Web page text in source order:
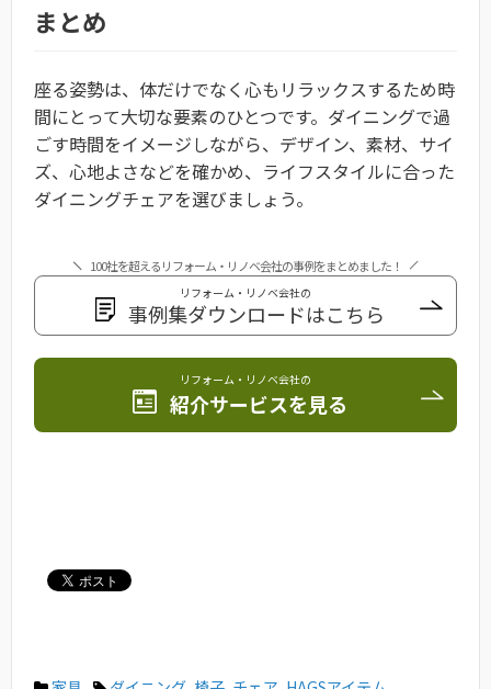
まとめ
座る姿勢は、体だけでなく心もリラックスするため時
間にとって大切な要素のひとつです。ダイニングで過
ごす時間をイメージしながら、デザイン、素材、サイ
ズ、心地よさなどを確かめ、ライフスタイルに合った
ダイニングチェアを選びましょう。
100社を超えるリフォーム・リノベ会社の事例をまとめました！
リフォーム・リノベ会社の
事例集ダウンロードはこちら
リフォーム・リノベ会社の
紹介サービスを見る